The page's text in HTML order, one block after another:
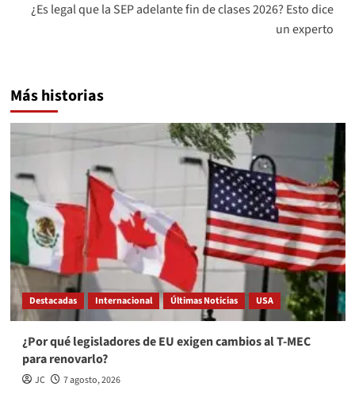
¿Es legal que la SEP adelante fin de clases 2026? Esto dice
un experto
Más historias
Destacadas Internacional Últimas Noticias USA
¿Por qué legisladores de EU exigen cambios al T-MEC
para renovarlo?
JC 7 agosto, 2026